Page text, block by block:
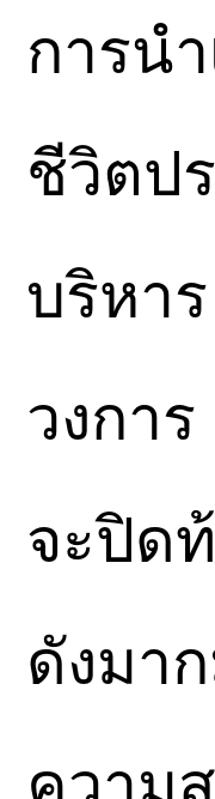
การน
ชีวิตป
บริหา
วงกา
จะปิด
ดังมา